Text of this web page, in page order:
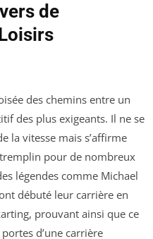
de
des chemins entre un
des plus exigeants. Il ne se
la vitesse mais s’affirme
pour de nombreux
légendes comme Michael
débuté leur carrière en
prouvant ainsi que ce
d’une carrière